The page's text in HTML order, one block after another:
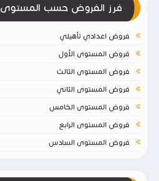
فرز الفروض حسب المستوى
فروض اعدادي تأهيلي
فروض المستوى الأول
فروض المستوى الثالث
فروض المستوى الثاني
فروض المستوى الخامس
فروض المستوى الرابع
فروض المستوى السادس